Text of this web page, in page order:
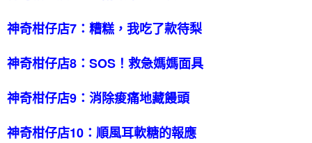
神奇柑仔店7：糟糕，我吃了款待梨
神奇柑仔店8：SOS！救急媽媽面具
神奇柑仔店9：消除痠痛地藏饅頭
神奇柑仔店10：順風耳軟糖的報應